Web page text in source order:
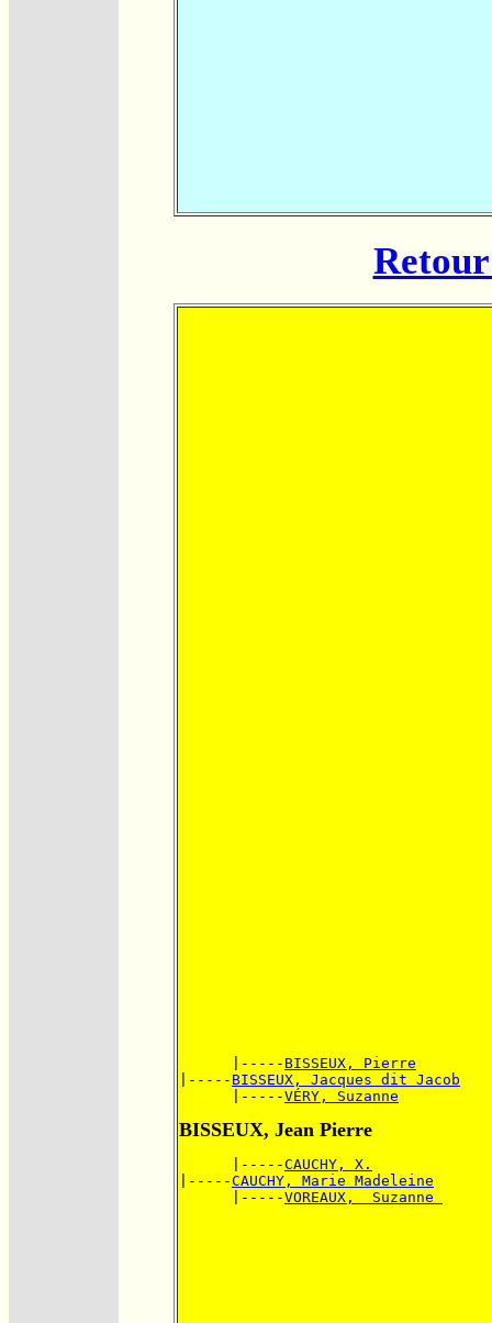
      |-----
BISSEUX, Pierre
|----- BISSEUX, Jacques dit Jacob
      |-----
VÉRY, Suzanne
BISSEUX, Jean Pierre
      |-----
CAUCHY, X.
|-----CAUCHY, Marie Madeleine
      |-----
VOREAUX,  Suzanne